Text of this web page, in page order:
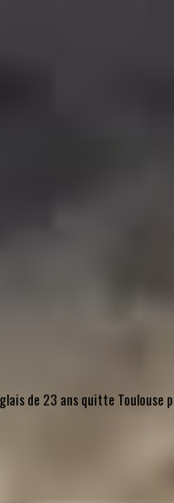
de 23 ans quitte Toulouse